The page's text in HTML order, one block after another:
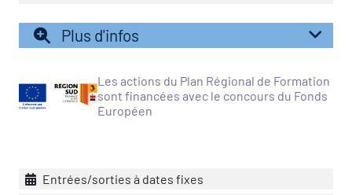
Plus d'infos
Les actions du Plan Régional de Formation
sont financées avec le concours du Fonds
Européen
Entrées/sorties à dates fixes